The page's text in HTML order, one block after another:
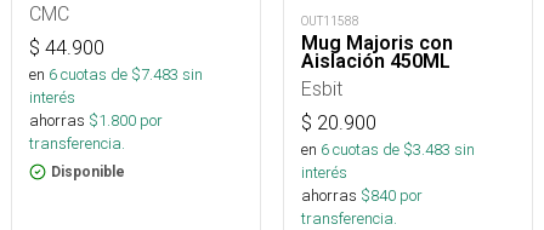
CMC
$ 44.900
en 6cuotas de $7.483 sin
interés
ahorras $1.800 por
transferencia.
Disponible
OUT11588
Mug Majoris con
Aislación 450ML
Esbit
$ 20.900
en 6cuotas de $3.483 sin
interés
ahorras $840 por
transferencia.